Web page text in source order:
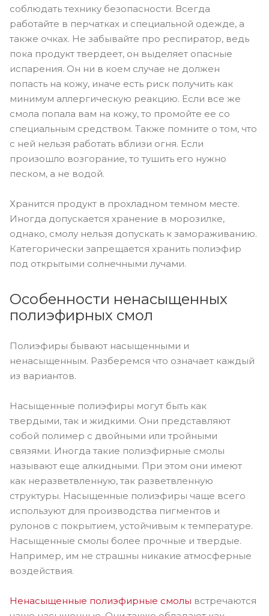
соблюдать технику безопасности. Всегда
работайте в перчатках и специальной одежде, а
также очках. Не забывайте про респиратор, ведь
пока продукт твердеет, он выделяет опасные
испарения. Он ни в коем случае не должен
попасть на кожу, иначе есть риск получить как
минимум аллергическую реакцию. Если все же
смола попала вам на кожу, то промойте ее со
специальным средством. Также помните о том, что
с ней нельзя работать вблизи огня. Если
произошло возгорание, то тушить его нужно
песком, а не водой.
Хранится продукт в прохладном темном месте.
Иногда допускается хранение в морозилке,
однако, смолу нельзя допускать к замораживанию.
Категорически запрещается хранить полиэфир
под открытыми солнечными лучами.
Особенности ненасыщенных
полиэфирных смол
Полиэфиры бывают насыщенными и
ненасыщенным. Разберемся что означает каждый
из вариантов.
Насыщенные полиэфиры могут быть как
твердыми, так и жидкими. Они представляют
собой полимер с двойными или тройными
связями. Иногда такие полиэфирные смолы
называют еще алкидными. При этом они имеют
как неразветвленную, так разветвленную
структуры. Насыщенные полиэфиры чаще всего
используют для производства пигментов и
рулонов с покрытием, устойчивым к температуре.
Насыщенные смолы более прочные и твердые.
Например, им не страшны никакие атмосферные
воздействия.
Ненасыщенные полиэфирные смолы встречаются